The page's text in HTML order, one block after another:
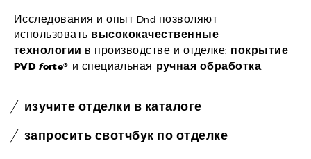
Исследования и опыт Dnd позволяют
использовать высококачественные
технологии в производстве и отделке: покрытие
PVDforte® и специальная ручная обработка
изучите отделки в каталоге
запросить свотчбук по отделке